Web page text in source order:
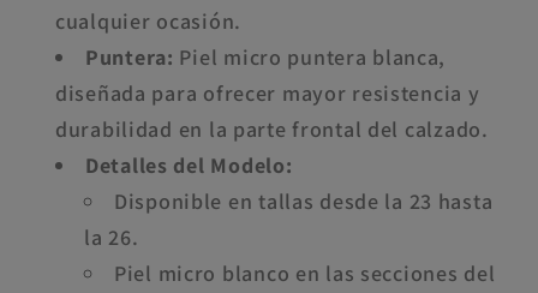
cualquier ocasión.
Puntera: Piel micro puntera blanca,
diseñada para ofrecer mayor resistencia y
durabilidad en la parte frontal del calzado.
Detalles del Modelo:
Disponible en tallas desde la 23 hasta
la 26.
Piel micro blanco en las secciones del